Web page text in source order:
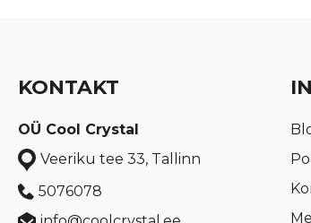
KONTAKT
OÜ Cool Crystal
Veeriku tee 33, Tallinn
5076078